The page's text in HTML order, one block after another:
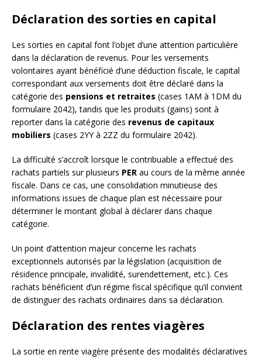
Déclaration des sorties en capital
Les sorties en capital font l’objet d’une attention particulière
dans la déclaration de revenus. Pour les versements
volontaires ayant bénéficié d’une déduction fiscale, le capital
correspondant aux versements doit être déclaré dans la
catégorie des pensions et retraites (cases 1AM à 1DM du
formulaire 2042), tandis que les produits (gains) sont à
reporter dans la catégorie des revenus de capitaux
mobiliers (cases 2YY à 2ZZ du formulaire 2042).
La difficulté s’accroît lorsque le contribuable a effectué des
rachats partiels sur plusieurs PER au cours de la même année
fiscale. Dans ce cas, une consolidation minutieuse des
informations issues de chaque plan est nécessaire pour
déterminer le montant global à déclarer dans chaque
catégorie.
Un point d’attention majeur concerne les rachats
exceptionnels autorisés par la législation (acquisition de
résidence principale, invalidité, surendettement, etc.). Ces
rachats bénéficient d’un régime fiscal spécifique qu’il convient
de distinguer des rachats ordinaires dans sa déclaration.
Déclaration des rentes viagères
La sortie en rente viagère présente des modalités déclaratives